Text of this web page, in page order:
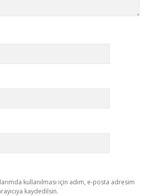
kullanılması için adım, e-posta adresim
kaydedilsin.